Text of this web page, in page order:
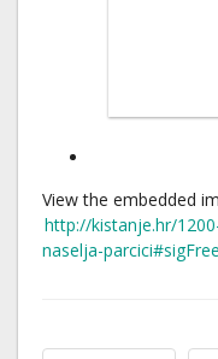
View the embedded
http://kistanje.hr/
naselja-